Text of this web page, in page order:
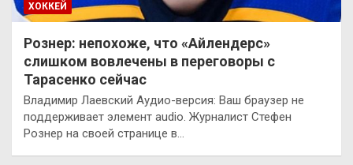
ХОККЕЙ
Рознер: непохоже, что «Айлендерс»
слишком вовлечены в переговоры с
Тарасенко сейчас
Владимир Лаевский Аудио-версия: Ваш браузер не
поддерживает элемент audio. Журналист Стефен
Рознер на своей странице в…